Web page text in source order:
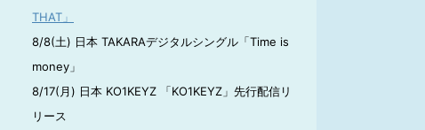
THAT」
8/8(土) 日本 TAKARAデジタルシングル「Time is
money」
8/17(月) 日本 KO1KEYZ 「KO1KEYZ」先行配信リ
リース